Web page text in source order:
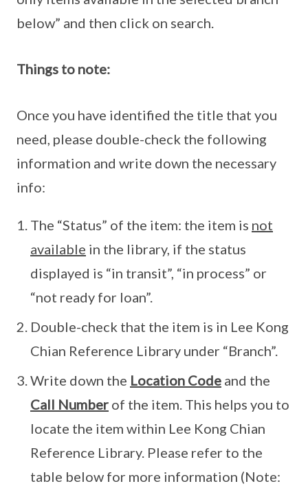
below” and then click on search.
Things to note:
Once you have identified the title that you
need, please double-check the following
information and write down the necessary
info:
The “Status” of the item: the item is not
available in the library, if the status
displayed is “in transit”, “in process” or
“not ready for loan”.
Double-check that the item is in Lee Kong
Chian Reference Library under “Branch”.
Write down the Location Code and the
Call Number of the item. This helps you to
locate the item within Lee Kong Chian
Reference Library. Please refer to the
table below for more information (Note: